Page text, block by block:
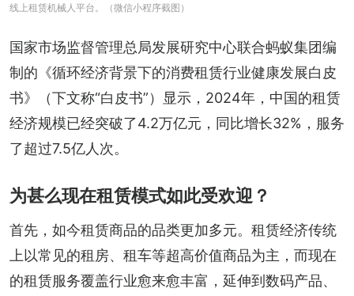
线上租赁机械人平台。（微信小程序截图）
国家市场监督管理总局发展研究中心联合蚂蚁集团编
制的《循环经济背景下的消费租赁行业健康发展白皮
书》（下文称“白皮书”）显示，2024年，中国的租赁
经济规模已经突破了4.2万亿元，同比增长32%，服务
了超过7.5亿人次。
为甚么现在租赁模式如此受欢迎？
首先，如今租赁商品的品类更加多元。租赁经济传统
上以常见的租房、租车等超高价值商品为主，而现在
的租赁服务覆盖行业愈来愈丰富，延伸到数码产品、